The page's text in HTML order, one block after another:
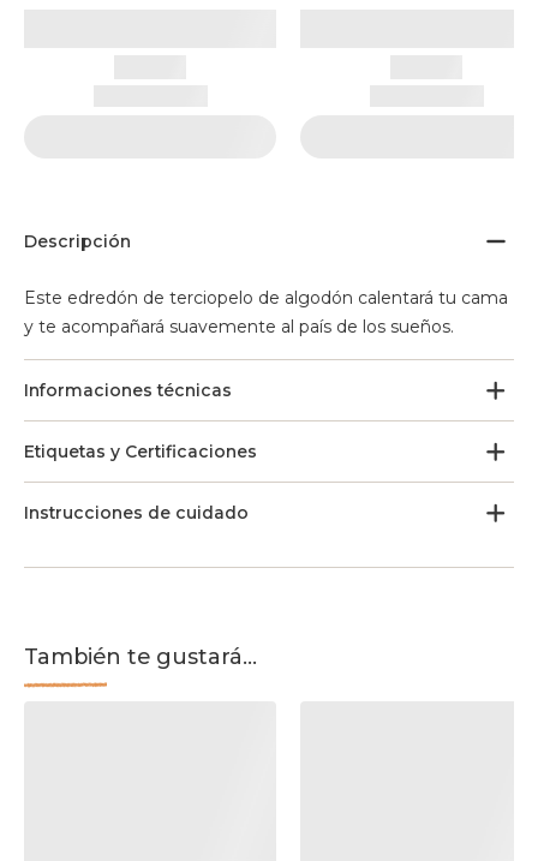
Descripción
Este edredón de terciopelo de algodón calentará tu cama
y te acompañará suavemente al país de los sueños.
Informaciones técnicas
Etiquetas y Certificaciones
Instrucciones de cuidado
También te gustará...